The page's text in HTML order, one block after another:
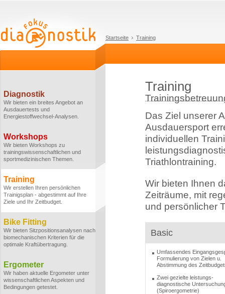
Startseite Training
Diagnostik
Wir bieten ein breites Angebot an
Ausdauertests und
Energiestoffwechsel-Analysen.
Workshops
Wir bieten Workshops zu
trainingswissenschaftlichen und
sportmedizinischen Themen.
Training
Wir erstellen Ihren persönlichen
Trainigsplan - abgestimmt auf Ihre
Ziele und Ihr Zeitbudget.
Bike Fitting
Wir bieten Sitzpositionsanalysen nach
biomechanischen Kriterien für die
optimale Kraftübertragung.
Ergometer
Wir haben aktuelle Ergometer unter
wissenschaftlichen Aspekten und
Bedingungen getestet.
Training
Das Ziel unserer
Ausdauersport
individuellen
Triathlontraining.
Wir bieten Ihnen
Zeiträume, mit
und persönlicher
Basic
Umfassendes
Formulierung von Zielen u.
Abstimmung des
Zwei gezielte leistungs-
diagnostische
(Spiroergometrie)